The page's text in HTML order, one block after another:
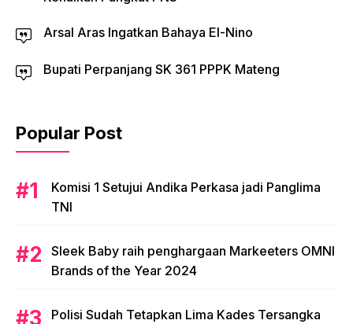
Arsal Aras Ingatkan Bahaya El-Nino
Bupati Perpanjang SK 361 PPPK Mateng
Popular Post
Komisi 1 Setujui Andika Perkasa jadi Panglima
TNI
Sleek Baby raih penghargaan Markeeters OMNI
Brands of the Year 2024
Polisi Sudah Tetapkan Lima Kades Tersangka